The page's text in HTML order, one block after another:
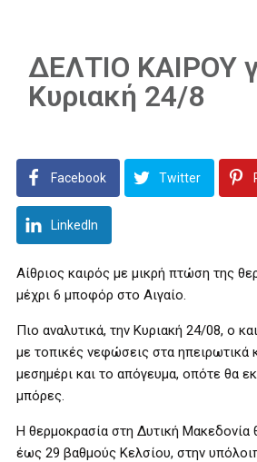
ΔΕΛΤΙΟ ΚΑΙΡΟΥ
Κυριακή 24/8
Facebook Twitter
LinkedIn
Αίθριος καιρός με μικρή πτώση της
μέχρι 6 μποφόρ στο Αιγαίο.
Πιο αναλυτικά, την Κυριακή 24/08, ο
με τοπικές νεφώσεις στα ηπειρωτικά
μεσημέρι και το απόγευμα, οπότε θα
μπόρες.
Η θερμοκρασία στη Δυτική Μακεδονία
έως 29 βαθμούς Κελσίου, στην